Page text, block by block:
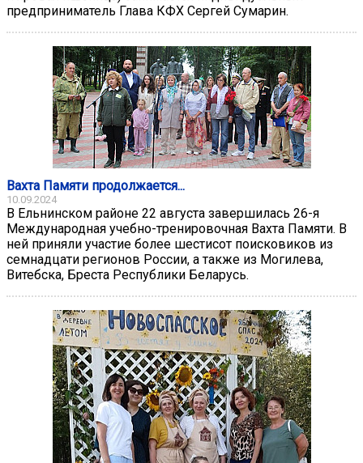
предприниматель Глава КФХ Сергей Сумарин.
Вахта Памяти продолжается...
10.09.2024
В Ельнинском районе 22 августа завершилась 26-я
Международная учебно-тренировочная Вахта Памяти. В
ней приняли участие более шестисот поисковиков из
семнадцати регионов России, а также из Могилева,
Витебска, Бреста Республики Беларусь.